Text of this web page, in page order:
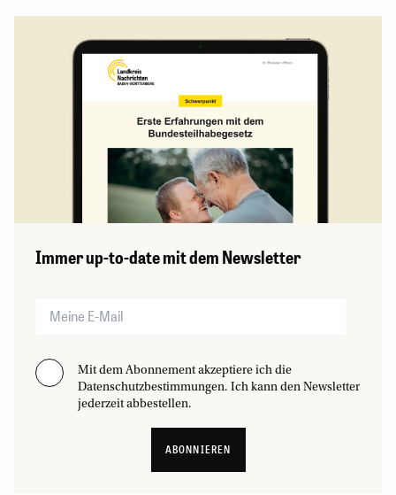
Immer up-to-date mit dem Newsletter
Mit dem Abonnement akzeptiere ich die
Datenschutzbestimmungen. Ich kann den Newsletter
jederzeit abbestellen.
ABONNIEREN